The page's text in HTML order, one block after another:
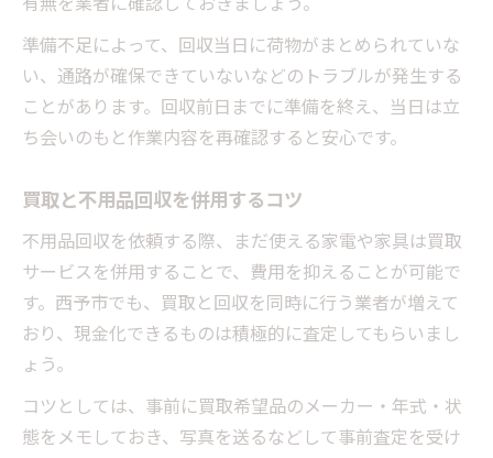
準備不足によって、回収当日に荷物がまとめられていな
い、通路が確保できていないなどのトラブルが発生する
ことがあります。回収前日までに準備を終え、当日は立
ち会いのもと作業内容を再確認すると安心です。
買取と不用品回収を併用するコツ
不用品回収を依頼する際、まだ使える家電や家具は買取
サービスを併用することで、費用を抑えることが可能で
す。西予市でも、買取と回収を同時に行う業者が増えて
おり、現金化できるものは積極的に査定してもらいまし
ょう。
コツとしては、事前に買取希望品のメーカー・年式・状
態をメモしておき、写真を送るなどして事前査定を受け